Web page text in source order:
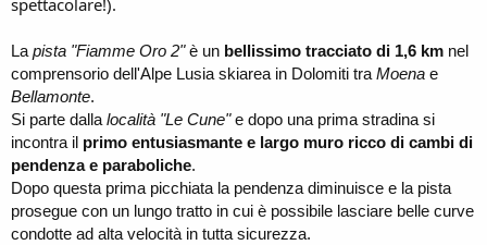
spettacolare!).
Lapista "Fiamme Oro 2"è un bellissimo tracciato di 1,6 km nel
comprensorio dell'Alpe Lusia skiarea in Dolomiti traMoena e
Bellamonte.
Si parte dallalocalità "Le Cune"e dopo una prima stradina si
incontra il primo entusiasmante e largo muro ricco di cambi di
pendenza e paraboliche.
Dopo questa prima picchiata la pendenza diminuisce e la pista
prosegue con un lungo tratto in cui è possibile lasciare belle curve
condotte ad alta velocità in tutta sicurezza.